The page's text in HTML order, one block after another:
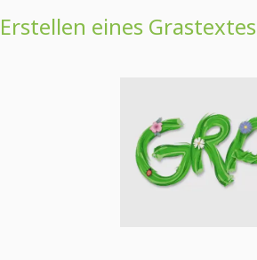
Erstellen eines Grastextes